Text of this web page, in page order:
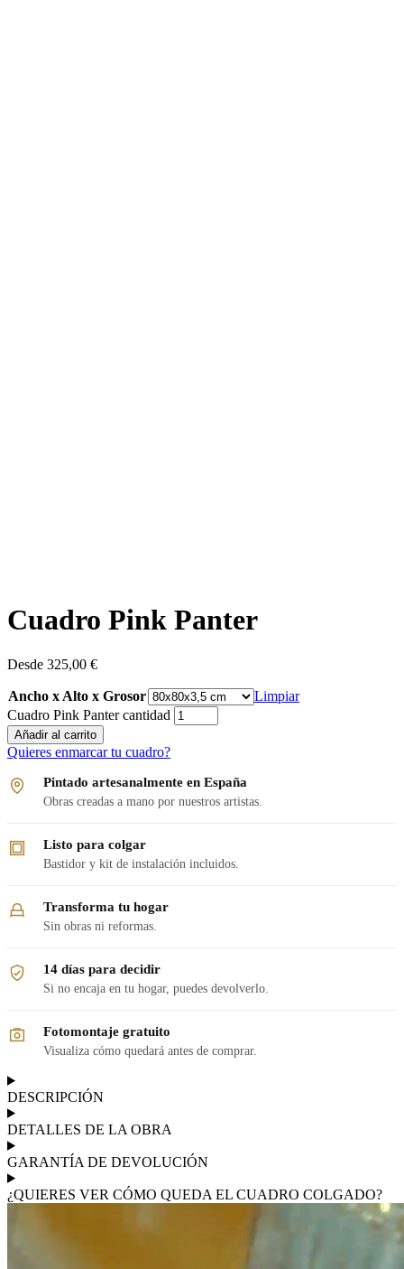
Cuadro Pink Panter
Desde 325,00 €
Ancho x Alto x Grosor
Limpiar
Cuadro Pink Panter cantidad
Añadir al carrito
Quieres enmarcar tu cuadro?
Pintado artesanalmente en España
Obras creadas a mano por nuestros artistas.
Listo para colgar
Bastidor y kit de instalación incluidos.
Transforma tu hogar
Sin obras ni reformas.
14 días para decidir
Si no encaja en tu hogar, puedes devolverlo.
Fotomontaje gratuito
Visualiza cómo quedará antes de comprar.
DESCRIPCIÓN
DETALLES DE LA OBRA
GARANTÍA DE DEVOLUCIÓN
¿QUIERES VER CÓMO QUEDA EL CUADRO COLGADO?